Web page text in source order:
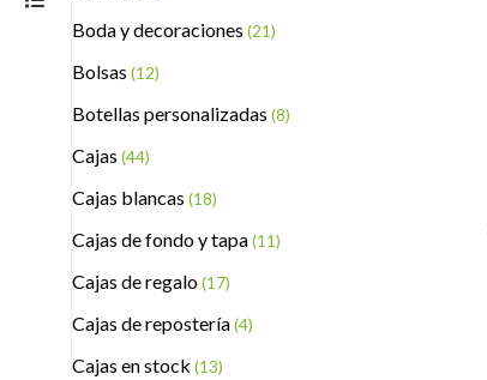
Boda y decoraciones (21)
Bolsas (12)
Botellas personalizadas (8)
Cajas (44)
Cajas blancas (18)
Cajas de fondo y tapa(11)
Cajas de regalo(17)
Cajas de repostería(4)
Cajas en stock (13)